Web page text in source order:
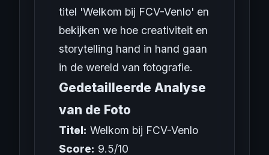
titel 'Welkom bij FCV-Venlo' en
bekijken we hoe creativiteit en
storytelling hand in hand gaan
in de wereld van fotografie.
Gedetailleerde Analyse
van de Foto
Titel: Welkom bij FCV-Venlo
Score: 9.5/10